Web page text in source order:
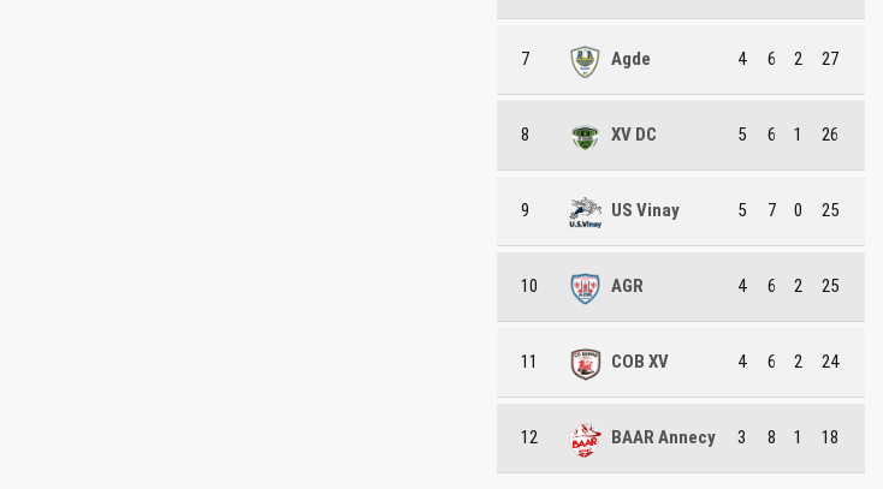
7 Agde 4 6 2 27
8 XV DC 5 6 1 26
9 US Vinay 5 7 0 25
10 AGR 4 6 2 25
11 COB XV 4 6 2 24
12 BAAR Annecy 3 8 1 18